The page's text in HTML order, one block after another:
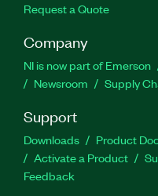
Request a Quote
Company
NI is now part of Emerson
Newsroom
Supply
Support
Downloads Product
Activate a Product
Feedback